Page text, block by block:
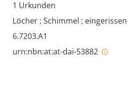
1 Urkunden
Löcher ; Schimmel ; eingerissen
6.7203.A1
urn:nbn:at:at-dai-53882